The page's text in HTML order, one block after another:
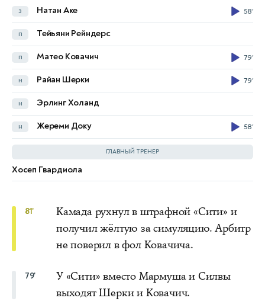
з Натан Аке 58'
п Тейьяни Рейндерс
п Матео Ковачич 79'
н Райан Шерки 79'
н Эрлинг Холанд
н Жереми Доку 58'
ГЛАВНЫЙ ТРЕНЕР
Хосеп Гвардиола
п Даити Камада
п Адам Уортон
п Джастин Девенни
п Рио Кардинес
н Исмаила Сарр
н Йёрген Странн Ларсен
Оливер Гласнер
81'
Камада рухнул в штрафной «Сити» и
получил жёлтую за симуляцию. Арбитр
не поверил в фол Ковачича.
79'
У «Сити» вместо Мармуша и Силвы
выходят Шерки и Ковачич.